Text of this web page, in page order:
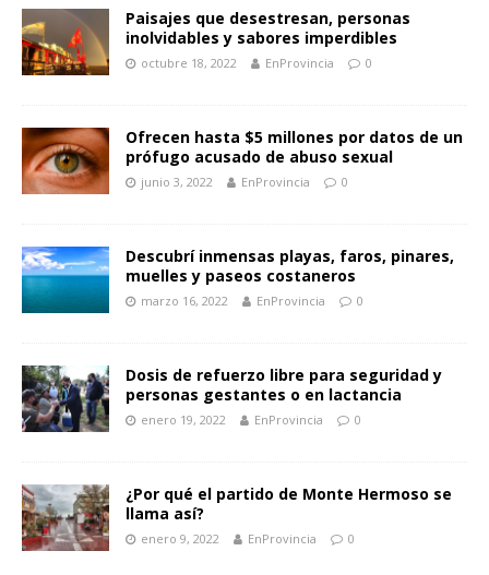
Paisajes que desestresan, personas
inolvidables y sabores imperdibles
octubre 18, 2022 EnProvincia 0
Ofrecen hasta $5 millones por datos de un
prófugo acusado de abuso sexual
junio 3, 2022 EnProvincia 0
Descubrí inmensas playas, faros, pinares,
muelles y paseos costaneros
marzo 16, 2022 EnProvincia 0
Dosis de refuerzo libre para seguridad y
personas gestantes o en lactancia
enero 19, 2022 EnProvincia 0
¿Por qué el partido de Monte Hermoso se
llama así?
enero 9, 2022 EnProvincia 0